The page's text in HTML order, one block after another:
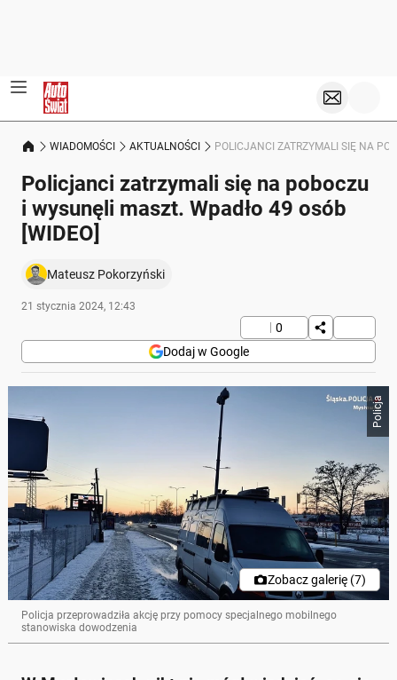
WIADOMOŚCI AKTUALNOŚCI POLICJANCI ZATRZYMALI SIĘ NA
Policjanci zatrzymali się na poboczu
i wysunęli maszt. Wpadło 49 osób
[WIDEO]
Mateusz Pokorzyński
21 stycznia 2024, 12:43
0
Dodaj w Google
Policja
Zobacz galerię (7)
Policja przeprowadziła akcję przy pomocy specjalnego mobilnego
stanowiska dowodzenia